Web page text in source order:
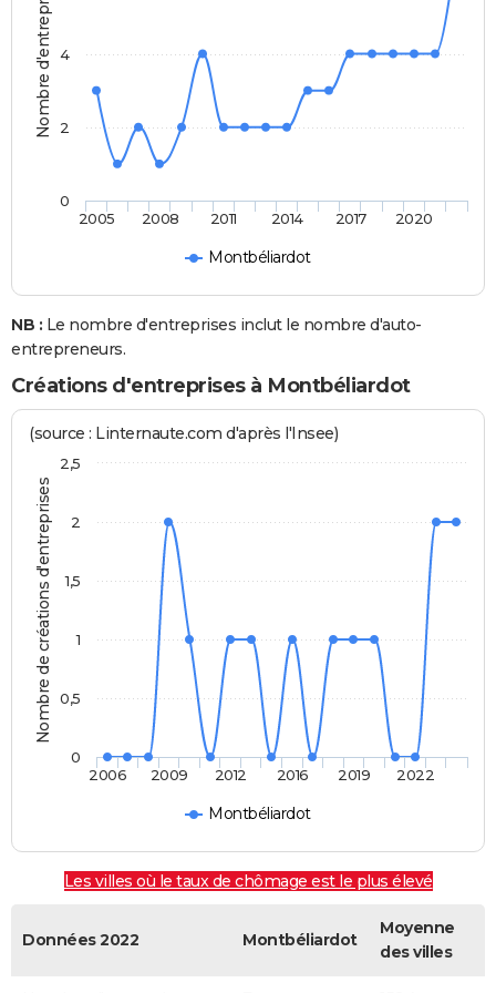
Nombre d'entreprises
Montbéliardot
2005 2008 2011 2014 2017 2020
0
2
4
NB : Le nombre d'entreprises inclut le nombre d'auto-
entrepreneurs.
Créations d'entreprises à Montbéliardot
Nombre de créations d'entreprises
(source : Linternaute.com d'après l'Insee)
Montbéliardot
2006 2009 2012 2016 2019 2022
0
0,5
1
1,5
2
2,5
Les villes où le taux de chômage est le plus élevé
Données 2022 Montbéliardot
Moyenne
des villes